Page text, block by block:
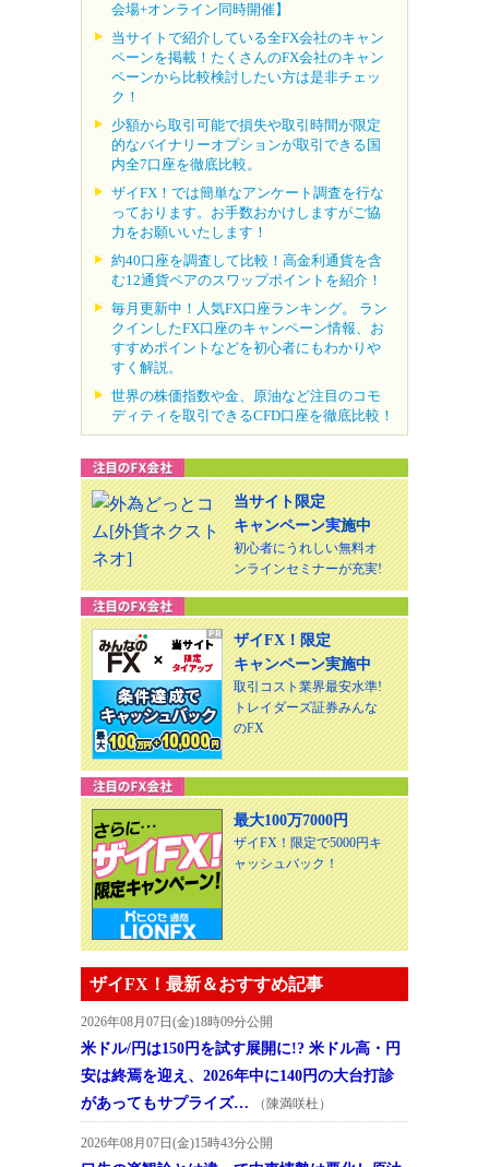
会場+オンライン同時開催】
当サイトで紹介している全FX会社のキャン
ペーンを掲載！たくさんのFX会社のキャン
ペーンから比較検討したい方は是非チェッ
ク！
少額から取引可能で損失や取引時間が限定
的なバイナリーオプションが取引できる国
内全7口座を徹底比較。
ザイFX！では簡単なアンケート調査を行な
っております。お手数おかけしますがご協
力をお願いいたします！
約40口座を調査して比較！高金利通貨を含
む12通貨ペアのスワップポイントを紹介！
毎月更新中！人気FX口座ランキング。 ラン
クインしたFX口座のキャンペーン情報、お
すすめポイントなどを初心者にもわかりや
すく解説。
世界の株価指数や金、原油など注目のコモ
ディティを取引できるCFD口座を徹底比較！
当サイト限定
キャンペーン実施中
初心者にうれしい無料オ
ンラインセミナーが充実!
ザイFX！限定
キャンペーン実施中
取引コスト業界最安水準!
トレイダーズ証券みんな
のFX
最大100万7000円
ザイFX！限定で5000円キ
ャッシュバック！
ザイFX！最新＆おすすめ記事
2026年08月07日(金)18時09分公開
米ドル/円は150円を試す展開に!? 米ドル高・円
安は終焉を迎え、2026年中に140円の大台打診
があってもサプライズ…
（陳満咲杜）
2026年08月07日(金)15時43分公開